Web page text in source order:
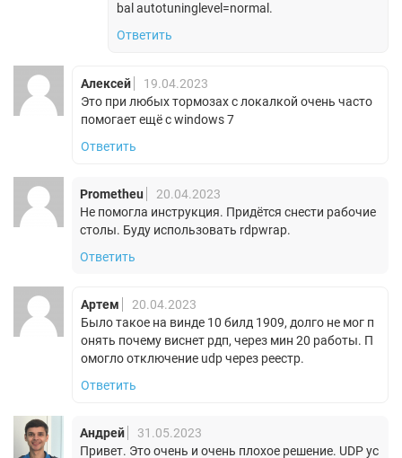
bal autotuninglevel=normal.
Ответить
Алексей
19.04.2023
Это при любых тормозах с локалкой очень часто
помогает ещё с windows 7
Ответить
Prometheu
20.04.2023
Не помогла инструкция. Придётся снести рабочие
столы. Буду использовать rdpwrap.
Ответить
Артем
20.04.2023
Было такое на винде 10 билд 1909, долго не мог п
онять почему виснет рдп, через мин 20 работы. П
омогло отключение udp через реестр.
Ответить
Андрей
31.05.2023
Привет. Это очень и очень плохое решение. UDP ус